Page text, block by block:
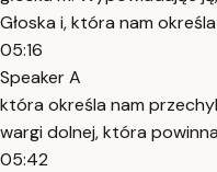
Głoska i, która nam
05:16
Speaker A
która określa nam
wargi dolnej, która
05:42